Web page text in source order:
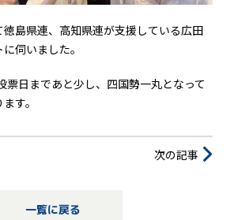
島県連、高知県連が支援している広田
伺いました。
票日まであと少し、四国勢一丸となって
す。
次の記事
一覧に戻る